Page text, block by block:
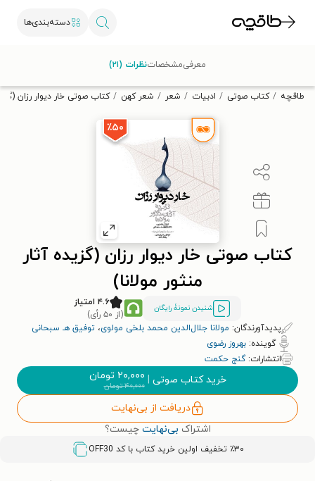
دسته‌بندی‌ها
تخفیف از طاقچه دریافت کن.
طاقچه کتاب صوتی ادبیات شعر شعر کهن کتاب صوتی خار دیوار رزان
٪۵۰
کتاب صوتی خار دیوار رزان (گزیده آثار
منثور مولانا)
شنیدن نمونۀ رایگان
۴.۶ امتیاز
(از ۵۰ رأی)
پدیدآورندگان: مولانا جلال‌الدین محمد بلخی مولوی، توفیق هـ سبحانی
گوینده: بهروز رضوی
انتشارات:گنج حکمت
خرید کتاب صوتی | ۲۰,۰۰۰ تومان
۴۰,۰۰۰تومان
دریافت از بی‌نهایت
اشتراک بی‌نهایت چیست؟
٪۳۰ تخفیف اولین خرید کتاب با کد OFF30
معرفیمشخصاتنظرات (۲۱)